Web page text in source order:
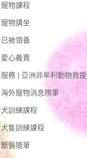
寵物課程
寵物講坐
已被領養
愛心義賣
服務 | 亞洲非牟利動物救
海外寵物消息隋筆
犬訓練課程
犬隻訓練課程
獸醫隨筆